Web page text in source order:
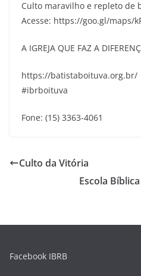
k
Culto maravilho e repleto de
Acesse: https://goo.gl/maps/
A IGREJA QUE FAZ A
https://batistaboituva.org.br/
#ibrboituva
Fone: (15) 3363-4061
Culto da Vitória
Escola
Facebook IBRB